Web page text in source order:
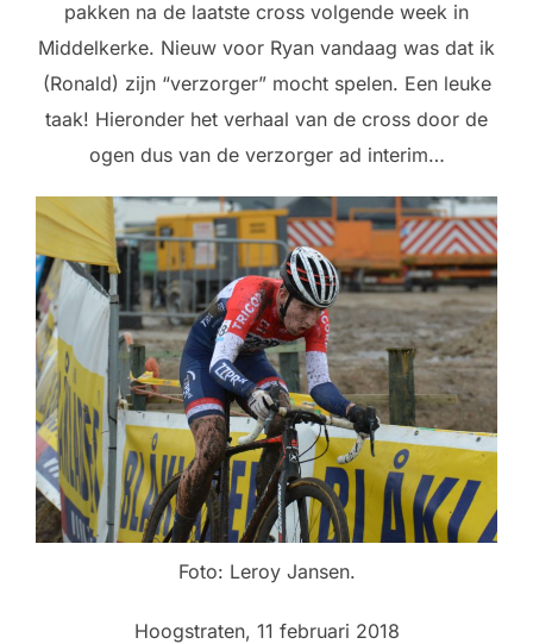
pakken na de laatste cross volgende week in
Middelkerke. Nieuw voor Ryan vandaag was dat ik
(Ronald) zijn “verzorger” mocht spelen. Een leuke
taak! Hieronder het verhaal van de cross door de
ogen dus van de verzorger ad interim…
Foto: Leroy Jansen.
Hoogstraten, 11 februari 2018